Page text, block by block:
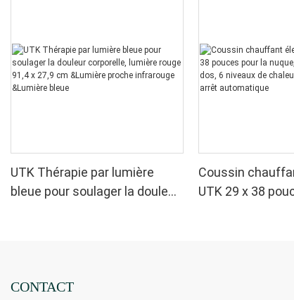
UTK Thérapie par lumière
bleue pour soulager la douleur
Coussin
UTK 29 x 38
CONTACT